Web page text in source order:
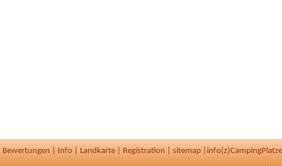
Bewertungen Info Landkarte Registration sitemap